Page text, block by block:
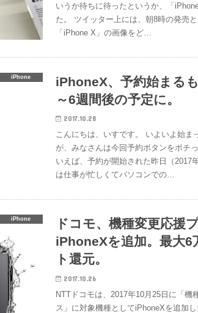
いうか待ちに待ったというか、「
た。 ツイッター上には、朝8時の発売
「iPhone X」の画像をど…
iPhone
iPhoneX、予約始まる
～6週間後の予定に。
2017.10.28
こんにちは、いすです。 いよいよ始ま
が、みなさんは今回予約ボタンをポチ
いえば、予約が開始された昨日（2017
は仕事が忙しくてパソコンでの…
iPhone
ドコモ、機種変更応援
iPhoneXを追加。最大6
ト還元。
2017.10.26
NTTドコモは、2017年10月25日に「機
ス」に対象機種としてiPhoneXを追加し